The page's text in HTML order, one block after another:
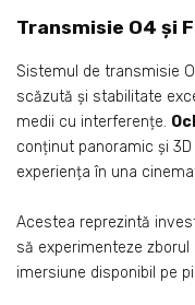
Transmisie O4 și
Sistemul de transmisie
scăzută și stabilitate
medii cu interferențe.
conținut panoramic și
experiența în una
Acestea reprezintă
să experimenteze
imersiune disponibil pe